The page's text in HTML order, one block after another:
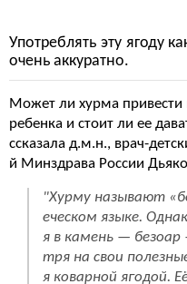
Употреблять эту ягоду
очень аккуратно.
Может ли хурма
ребенка и стоит ли ее
ссказала д.м.н., врач-
й Минздрава России
"Хурму называют
еческом языке.
я в камень —
тря на свои
я коварной ягодой.